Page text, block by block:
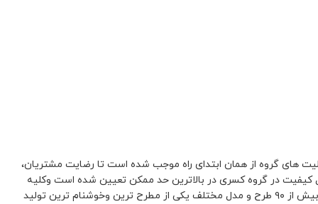
های گروه از همان ابتدای راه موجب شده است تا رضایت مشتریان،
در گروه کسری در بالاترین حد ممکن تعیین شده است وکلیه
محصولات قبل از خروج از خط تولید،تحت سخت ترین آزمایشهای کنترل کیفیت قرار می گیرند. هم اکنون گروه کسری با تولید انواع شیرآلات بهداشتی دربیش از ۹۰ طرح و مدل مختلف یکی از مطرح ترین وخوشنام ترین تولید